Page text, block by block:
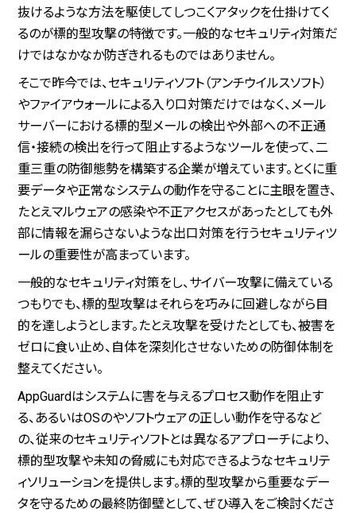
抜けるような方法を駆使してしつこくアタックを仕掛けてく
るのが標的型攻撃の特徴です。一般的なセキュリティ対策だ
けではなかなか防ぎきれるものではありません。
そこで昨今では、セキュリティソフト（アンチウイルスソフト）
やファイアウォールによる入り口対策だけではなく、メール
サーバーにおける標的型メールの検出や外部への不正通
信・接続の検出を行って阻止するようなツールを使って、二
重三重の防御態勢を構築する企業が増えています。とくに重
要データや正常なシステムの動作を守ることに主眼を置き、
たとえマルウェアの感染や不正アクセスがあったとしても外
部に情報を漏らさないような出口対策を行うセキュリティツ
ールの重要性が高まっています。
一般的なセキュリティ対策をし、サイバー攻撃に備えている
つもりでも、標的型攻撃はそれらを巧みに回避しながら目
的を達しようとします。たとえ攻撃を受けたとしても、被害を
ゼロに食い止め、自体を深刻化させないための防御体制を
整えてください。
AppGuardはシステムに害を与えるプロセス動作を阻止す
る、あるいはOSのやソフトウェアの正しい動作を守るなど
の、従来のセキュリティソフトとは異なるアプローチにより、
標的型攻撃や未知の脅威にも対応できるようなセキュリテ
ィソリューションを提供します。標的型攻撃から重要なデー
タを守るための最終防御壁として、ぜひ導入をご検討くださ